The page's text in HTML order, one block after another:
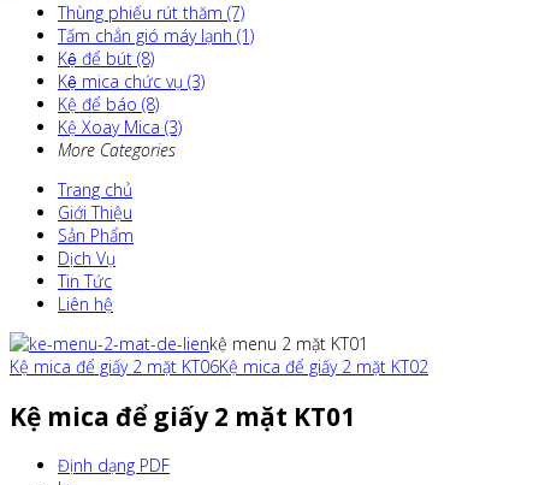
Thùng phiếu rút thăm (7)
Tấm chắn gió máy lạnh (1)
Kệ để bút (8)
Kệ mica chức vụ (3)
Kệ để báo (8)
Kệ Xoay Mica (3)
More Categories
Trang chủ
Giới Thiệu
Sản Phẩm
Dịch Vụ
Tin Tức
Liên hệ
kệ menu 2 mặt KT01
Kệ mica để giấy 2 mặt KT06Kệ mica để giấy 2 mặt KT02
Kệ mica để giấy 2 mặt KT01
Định dạng PDF